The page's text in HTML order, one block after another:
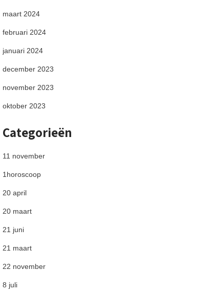
maart 2024
februari 2024
januari 2024
december 2023
november 2023
oktober 2023
Categorieën
11 november
1horoscoop
20 april
20 maart
21 juni
21 maart
22 november
8 juli